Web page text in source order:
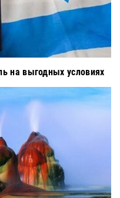
на выгодных условиях